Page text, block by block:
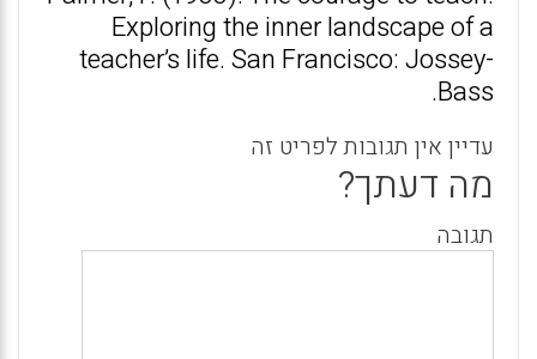
Exploring the inner landscape of a
teacher’s life. San Francisco: Jossey-
Bass.
עדיין אין תגובות לפריט זה
מה דעתך?
תגובה